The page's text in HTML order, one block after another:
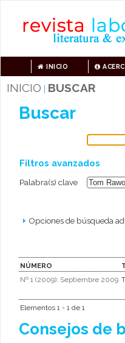
INICIO
INICIO BUSCAR
Buscar
Filtros avanzados
Palabra(s) clave
Opciones de búsqueda
NÚMERO
Nº 1 (2009): Septiembre 2009
Elementos 1 - 1 de 1
Consejos de